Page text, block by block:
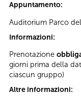
Appuntamento:
Auditorium Parco
Informazioni:
Prenotazione
giorni prima della
ciascun gruppo)
Altre informazioni: